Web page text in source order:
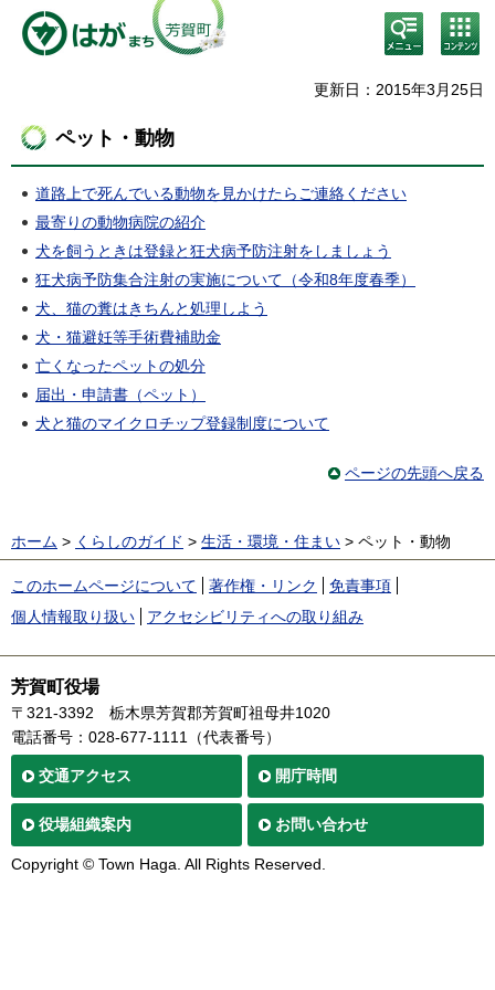
検
索・
メニ
コン
テン
ニュ
更新日：2015年3月25日
ペット・動物
道路上で死んでいる動物を見かけたらご連絡ください
最寄りの動物病院の紹介
犬を飼うときは登録と狂犬病予防注射をしましょう
狂犬病予防集合注射の実施について（令和8年度春季）
犬、猫の糞はきちんと処理しよう
犬・猫避妊等手術費補助金
亡くなったペットの処分
届出・申請書（ペット）
犬と猫のマイクロチップ登録制度について
ページの先頭へ戻る
ホーム > くらしのガイド > 生活・環境・住まい > ペット・動物
このホームページについて 著作権・リンク
免責事項
個人情報取り扱い
アクセシビリティへの取り組み
芳賀町役場
〒321-3392
栃木県芳賀郡芳賀町祖母井1020
電話番号：028-677-1111（代表番号）
交通アクセス 開庁時間
役場組織案内 お問い合わせ
Copyright © Town Haga. All Rights Reserved.